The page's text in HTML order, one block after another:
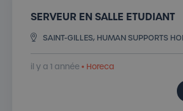
SERVEUR EN SALLE ETUDIANT
SAINT-GILLES, HUMAN SUPPORTS
il y a 1 année• Horeca